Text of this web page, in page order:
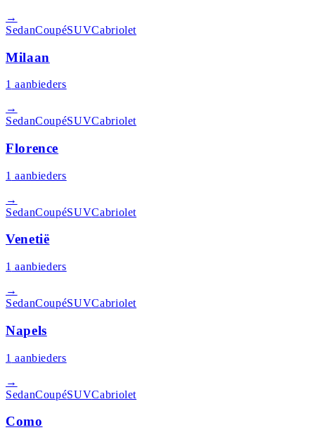
→
SedanCoupéSUVCabriolet
Milaan
1 aanbieders
→
SedanCoupéSUVCabriolet
Florence
1 aanbieders
→
SedanCoupéSUVCabriolet
Venetië
1 aanbieders
→
SedanCoupéSUVCabriolet
Napels
1 aanbieders
→
SedanCoupéSUVCabriolet
Como